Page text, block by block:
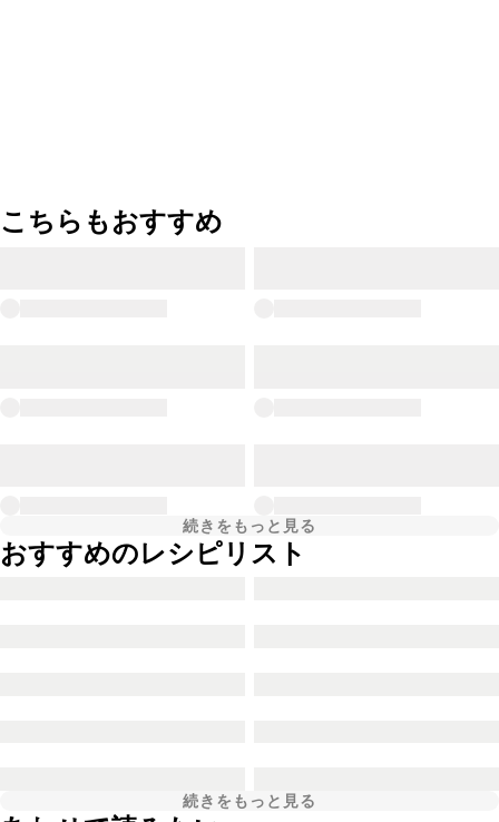
こちらもおすすめ
続きをもっと見る
おすすめのレシピリスト
続きをもっと見る